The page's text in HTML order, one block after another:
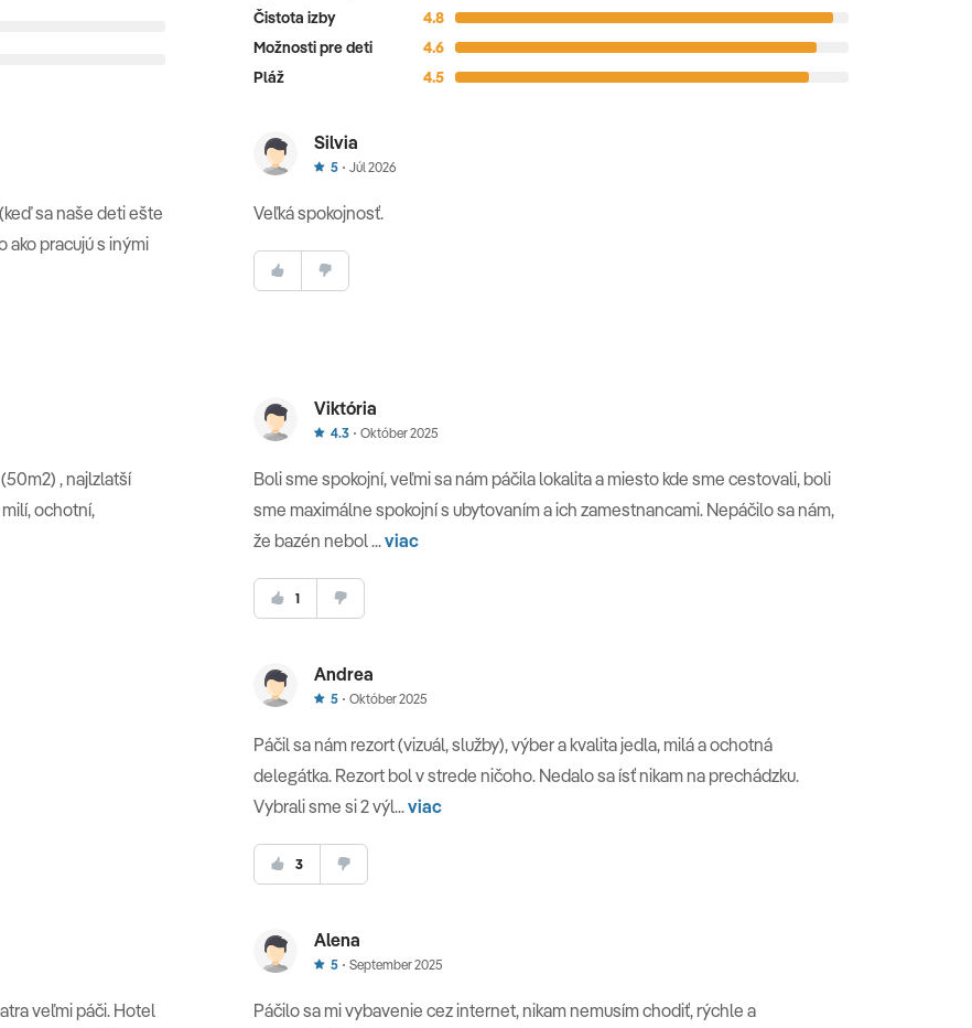
Čistota izby
4.8
Možnosti pre deti
4.6
Pláž
4.5
sa naše deti ešte
ako pracujú s inými
Silvia
5 Júl 2026
Veľká spokojnosť.
, najlzlatší
ochotní,
Viktória
4.3 Október 2025
Boli sme spokojní, veľmi sa nám páčila lokalita a miesto kde sme cestovali, boli
sme maximálne spokojní s ubytovaním a ich zamestnancami. Nepáčilo sa nám,
že bazén nebol ...viac
1
Andrea
5 Október 2025
Páčil sa nám rezort (vizuál, služby), výber a kvalita jedla, milá a ochotná
delegátka. Rezort bol v strede ničoho. Nedalo sa ísť nikam na prechádzku.
Vybrali sme si 2 výl...viac
3
veľmi páči. Hotel
Alena
5 September 2025
Páčilo sa mi vybavenie cez internet, nikam nemusím chodiť, rýchle a